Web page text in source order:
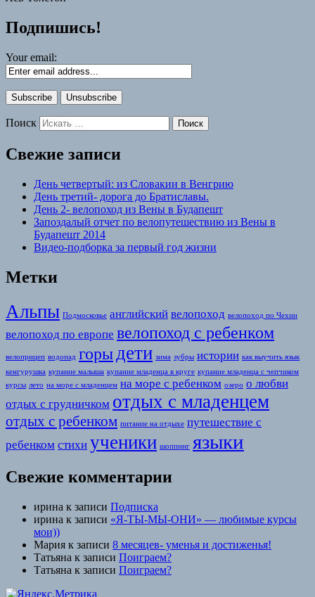
Подпишись!
Your email:
Поиск
Свежие записи
День четвертый: из Словакии в Венгрию
День третий- дорога до Братиславы.
День 2- велопоход из Вены в Будапешт
Запоздалый отчет по велопутешествию из Вены в
Будапешт 2014
Видео-подборка за первый год жизни
Метки
Альпы Подмосковье английский велопоход велопоход по Чехии
велопоход по европе велопоход с ребенком
велоприцеп водопад горы дети зима зубры истории как выучить язык
кенгурушка купание малыша купание младенца в круге купание младенца с чепчиком
курсы лето на море с младенцем на море с ребенком озеро о любви
отдых с грудничком отдых с младенцем
отдых с ребенком питание на отдыхе путешествие с
ребенком стихи ученики шоппинг языки
Свежие комментарии
ирина к записи Подписка
ирина к записи «Я-ТЫ-МЫ-ОНИ» — любимые курсы
мои))
Мария к записи 8 месяцев- уменья и достиженья!
Татьяна к записи Поиграем?
Татьяна к записи Поиграем?